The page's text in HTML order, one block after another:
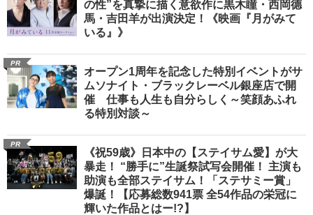
の性”を真摯に描く意欲作に黒木瞳・西岡德
馬・吉田羊が出演決定！《映画『月がみて
いる』》
PR
オープン1周年を記念した特別イベントがサ
ムソナイト・ブラックレーベル銀座店で開
催 仕事も人生も自分らしく～笑顔あふれ
る特別対談～
PR
《祝59歳》日本中の【ステイサム愛】が大
暴走！ “勝手に”生誕祭試写会開催！ 主演も
助演も全部ステイサム！「ステサミー賞」
爆誕！【応募総数941票 全54作品の栄冠に
輝いた作品とはー!?】